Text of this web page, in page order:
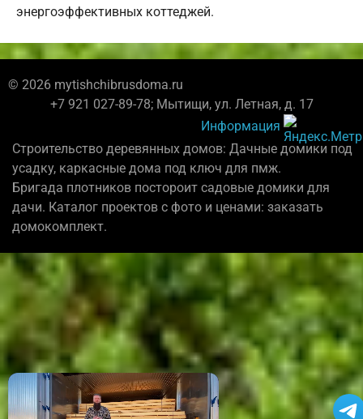
энергоэффективных коттеджей.
© 2026 mytishchibrusdoma.ru
+7 921 027-89-78; Мытищи, ул. Летная, д. 17
Информация
Строительство деревянных домов: Дачные домики под
усадку, каркасные дома под ключ для пмж.
Бригада плотников постороит садовые домики для
дачи. Каталог проектов с фото и ценами: заказать
домокомплект.